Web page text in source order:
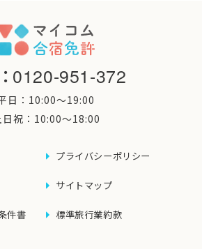
0120-951-372
日：10:00〜19:00
日祝：10:00〜18:00
プライバシーポリシー
サイトマップ
件書 標準旅行業約款